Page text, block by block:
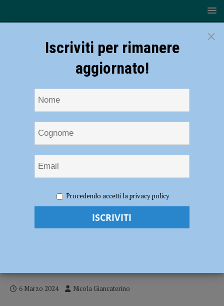
Fiorenzuola-Triestina 0-3, i rossoneri sprofondano tra le mura amiche
del Pavesi – AUDIO
Fiorenzuola-Triestina 0-3, i rossoneri
6 Marzo 2024 Nicola Giancaterino
×
Iscriviti per rimanere
aggiornato!
Procedendo accetti la privacy policy